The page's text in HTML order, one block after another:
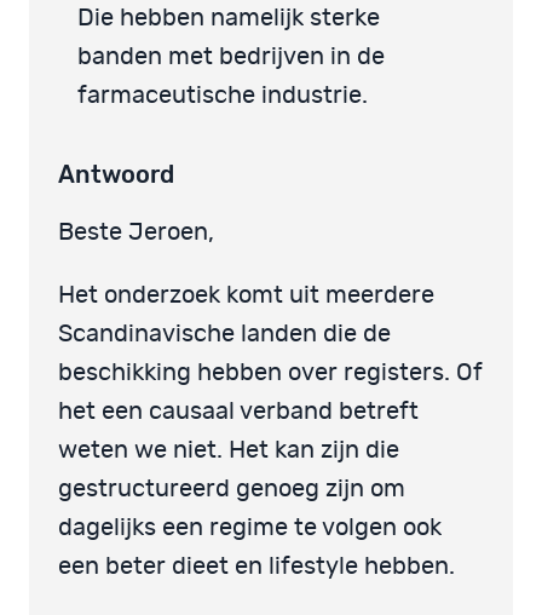
Die hebben namelijk sterke
banden met bedrijven in de
farmaceutische industrie.
Antwoord
Beste Jeroen,
Het onderzoek komt uit meerdere
Scandinavische landen die de
beschikking hebben over registers. Of
het een causaal verband betreft
weten we niet. Het kan zijn die
gestructureerd genoeg zijn om
dagelijks een regime te volgen ook
een beter dieet en lifestyle hebben.